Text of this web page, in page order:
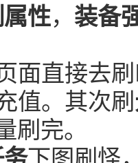
性， 装备
面直接去
值。其次刷
刷完。